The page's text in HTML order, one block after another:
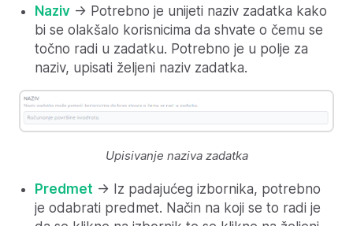
Naziv -> Potrebno je unijeti naziv zadatka kako
bi se olakšalo korisnicima da shvate o čemu se
točno radi u zadatku. Potrebno je u polje za
naziv, upisati željeni naziv zadatka.
Upisivanje naziva zadatka
Predmet -> Iz padajućeg izbornika, potrebno
je odabrati predmet. Način na koji se to radi je